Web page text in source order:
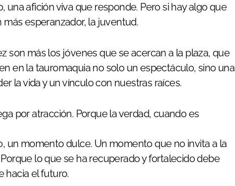
afición viva que responde. Pero si hay algo que
esperanzador, la juventud.
son más los jóvenes que se acercan a la plaza, que
en la tauromaquia no solo un espectáculo, sino una
la vida y un vínculo con nuestras raíces.
por atracción. Porque la verdad, cuando es
un momento dulce. Un momento que no invita a la
lo que se ha recuperado y fortalecido debe
hacia el futuro.